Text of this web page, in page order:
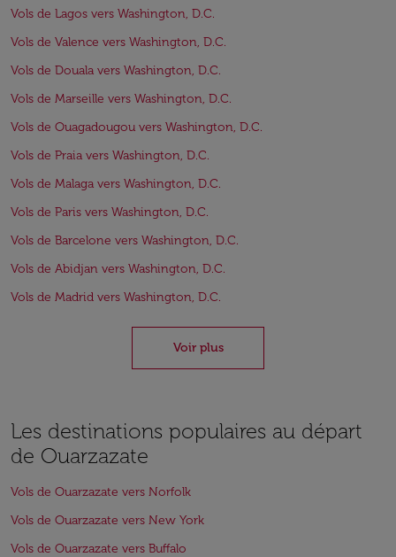
Vols de Lagos vers Washington, D.C.
Vols de Valence vers Washington, D.C.
Vols de Douala vers Washington, D.C.
Vols de Marseille vers Washington, D.C.
Vols de Ouagadougou vers Washington, D.C.
Vols de Praia vers Washington, D.C.
Vols de Malaga vers Washington, D.C.
Vols de Paris vers Washington, D.C.
Vols de Barcelone vers Washington, D.C.
Vols de Abidjan vers Washington, D.C.
Vols de Madrid vers Washington, D.C.
Voir plus
Les destinations populaires au départ
de Ouarzazate
Vols de Ouarzazate vers Norfolk
Vols de Ouarzazate vers New York
Vols de Ouarzazate vers Buffalo